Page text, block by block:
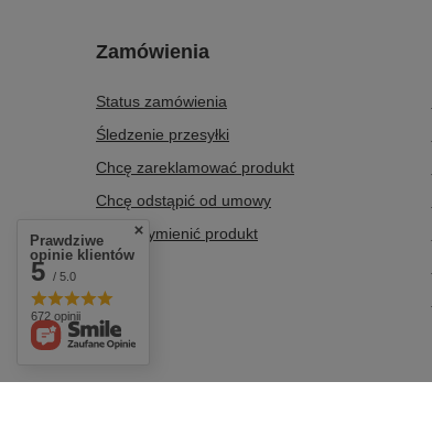
Zamówienia
Status zamówienia
Śledzenie przesyłki
Chcę zareklamować produkt
Chcę odstąpić od umowy
Chcę wymienić produkt
Prawdziwe
opinie klientów
5 / 5.0
672 opinii